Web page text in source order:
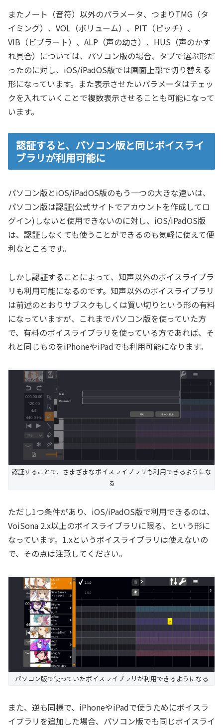
またノート（音符）以外のパラメータ、つまりTMG（タ
イミング）、VOL（ボリューム）、PIT（ピッチ）、
VIB（ビブラート）、ALP（声の幼さ）、HUS（声のかす
れ具合）については、パソコン版の場合、タブで選ぶ形だ
ったのに対し、iOS/iPadOS版では画面上部で切り替える
形になっています。また表示させたいパラメータはチェッ
クを入れていくことで複数表示させることも可能になって
います。
認証すると、パソコン版と同じボイスライ
ブラリが利用可能に
パソコン版とiOS/iPadOS版のもう一つの大きな違いは、
パソコン版は認証(公式サイトでアカウントを作成してロ
グイン)しないと使用できないのに対し、iOS/iPadOS版
は、認証しなくても使うことができるのも気軽に使えて便
利なところです。
しかし認証することによって、知声以外のボイスライブラ
リも利用可能になるのです。知声以外のボイスライブラリ
は前述のとおりサブスクもしくは買い切りという形の有料
になっていますが、これまでパソコン版を使っていた方
で、有料のボイスライブラリを使っている方であれば、そ
れと同じものをiPhoneやiPadでも利用可能になります。
認証することで、さまざまなボイスライブラリも利用できるようにな
る
ただし1つ条件があり、iOS/iPadOS版で利用できるのは、
VoiSona 2.x以上のボイスライブラリに限る、という形に
なっています。1.xというボイスライブラリは使えないの
で、その点は注意してください。
パソコン版で使っていたボイスライブラリが利用できるようになる
また、逆も同様で、iPhoneやiPadで使うためにボイスラ
イブラリを追加した場合、パソコン版でも同じボイスライ